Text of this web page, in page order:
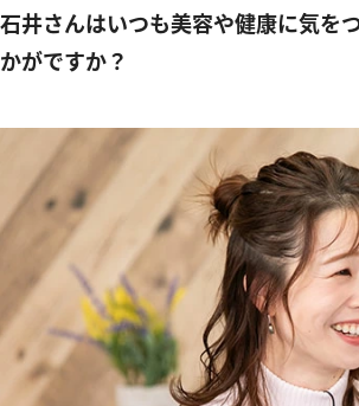
さんはいつも美容や健康に気を
がですか？